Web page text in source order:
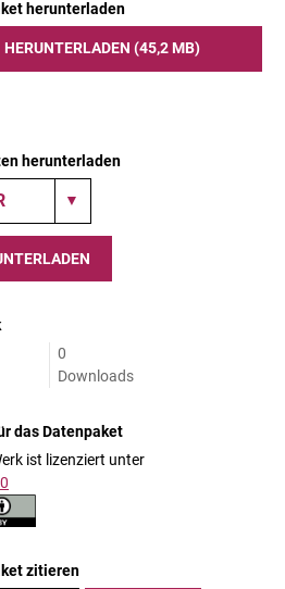
herunterladen
HERUNTERLADEN (45,2 MB)
herunterladen
0
Downloads
das Datenpaket
ist lizenziert unter
zitieren